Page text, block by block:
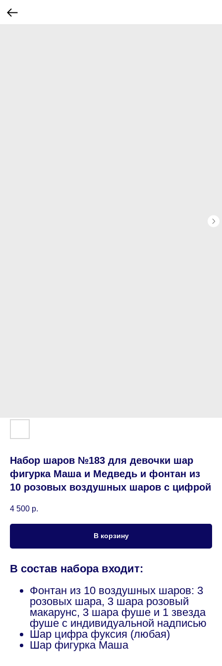
Набор шаров №183 для девочки шар
фигурка Маша и Медведь и фонтан из
10 розовых воздушных шаров с цифрой
4 500 р.
В корзину
В состав набора входит:
Фонтан из 10 воздушных шаров: 3
розовых шара, 3 шара розовый
макарунс, 3 шара фуше и 1 звезда
фуше с индивидуальной надписью
Шар цифра фуксия (любая)
Шар фигурка Маша